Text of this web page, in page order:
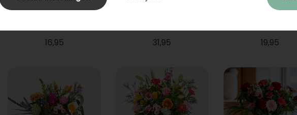
Phlebodium
16,95 31,95
Sanseveria
19,95